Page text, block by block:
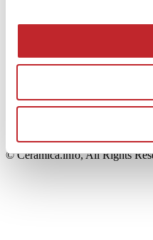
Edi.Cer S.p.a. Società
Viale Monte Santo, 40 - 41049
00853700367
Iscrizione al Registro delle
© Ceramica.info, All Rights